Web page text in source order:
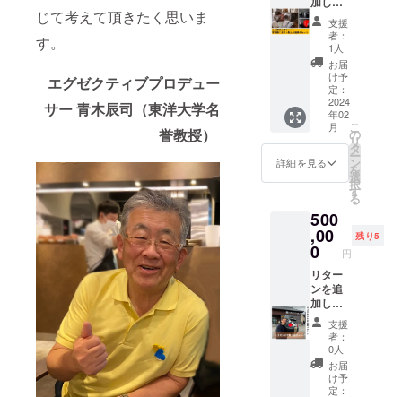
じて考えて頂きたく思いま
す。
エグゼクティブプロデュー
サー 青木辰司（東洋大学名
誉教授）
にお名
前記載
＋メイ
キング
映像視
聴URL
＋先行
視聴
URL ＋
熊本豪
雨災害
関連絵
名前記
載 ＋メ
イキン
グ映像
視聴
URL ＋
先行視
聴URL
＋人吉
球磨特
産茶
セット
内容 エ
ンド
ロール
にお名
前記載
＋メイ
キング
映像視
聴URL
＋先行
視聴
URL ＋
サイン
本プレ
ゼント
した
★「人
吉市立
山商店
の特選
茶＋阿
蘇壱番
屋のく
まモン
起き上
がり小
法師」
・立山
は、人
吉で茶
商をい
となむ
老舗の
お店。
水害に
遭いま
したが
復活。
ご夫婦
は人吉
の人気
支援
者：
1人
お届
け予
定：
2024
年02
月
詳細を見る
こ
の
リ
タ
ー
ン
を
選
択
す
る
500
,00
0 円
残り5
リター
ンを追
加しま
した。
★【く
まモ
ン・七
転八起
セッ
支援
者：
0人
お届
け予
定：